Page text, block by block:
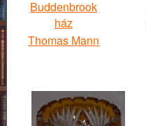
Buddenbrook
ház
Thomas Mann